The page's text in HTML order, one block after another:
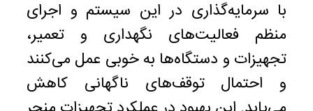
با سرمایه‌گذاری در این سیستم و اجرای
منظم فعالیت‌های نگهداری و تعمیر،
تجهیزات و دستگاه‌ها به خوبی عمل می‌کنند
و احتمال توقف‌های ناگهانی کاهش